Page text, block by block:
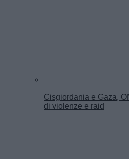
Cisgiordania e Gaza,
di violenze e raid